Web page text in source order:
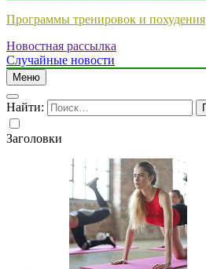
Программы тренировок и похудения
Новостная рассылка
Случайные новости
Меню
Найти:
Заголовки